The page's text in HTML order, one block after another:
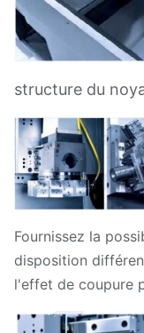
structure du
Fournissez la
disposition
l'effet de coupure